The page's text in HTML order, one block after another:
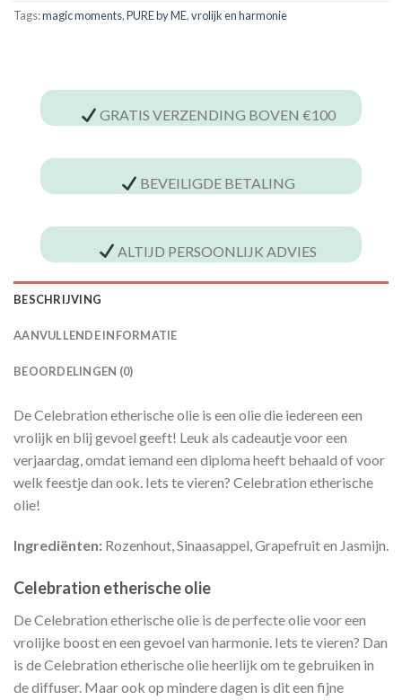
Tags:magic moments,PURE by ME,vrolijk en harmonie
GRATIS VERZENDING BOVEN €100
BEVEILIGDE BETALING
ALTIJD PERSOONLIJK ADVIES
BESCHRIJVING
AANVULLENDE INFORMATIE
BEOORDELINGEN (0)
De Celebration etherische olie is een olie die iedereen een
vrolijk en blij gevoel geeft! Leuk als cadeautje voor een
verjaardag, omdat iemand een diploma heeft behaald of voor
welk feestje dan ook. Iets te vieren? Celebration etherische
olie!
Ingrediënten: Rozenhout, Sinaasappel, Grapefruit en Jasmijn.
Celebration etherische olie
De Celebration etherische olie is de perfecte olie voor een
vrolijke boost en een gevoel van harmonie. Iets te vieren? Dan
is de Celebration etherische olie heerlijk om te gebruiken in
de diffuser. Maar ook op mindere dagen is dit een fijne